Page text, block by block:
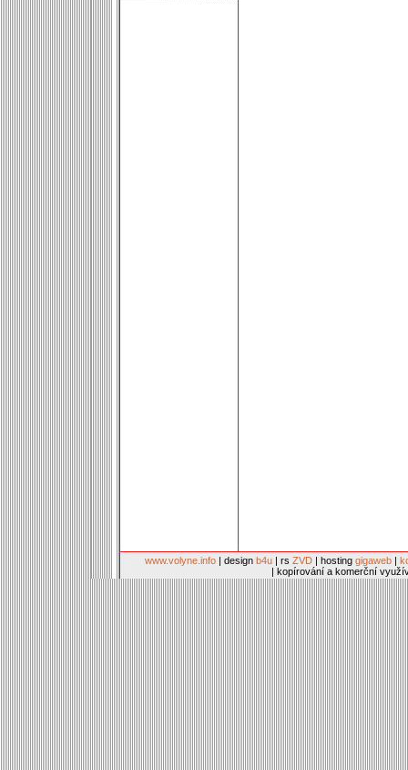
www.volyne.info | design b4u | rs ZVD | hosting gigaweb |
| kopírování a komerční